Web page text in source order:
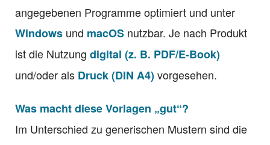
angegebenen Programme optimiert und unter
Windows und macOS nutzbar. Je nach Produkt
ist die Nutzung digital (z. B. PDF/E-Book)
und/oder als Druck (DIN A4)vorgesehen.
Was macht diese Vorlagen „gut“?
Im Unterschied zu generischen Mustern sind die